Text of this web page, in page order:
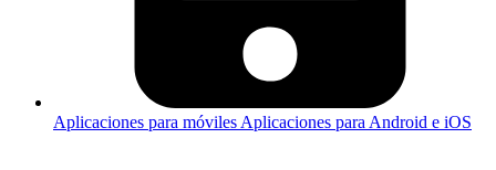
Aplicaciones para móviles Aplicaciones para Android e iOS